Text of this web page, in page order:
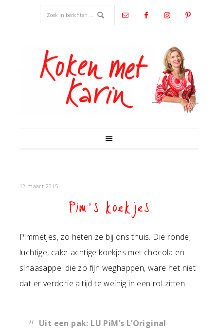
12 maart 2015
Pim’s koekjes
Pimmetjes, zo heten ze bij ons thuis. Die ronde,
luchtige, cake-achtige koekjes met chocola en
sinaasappel die zo fijn weghappen, ware het niet
dat er verdorie altijd te weinig in een rol zitten.
Uit een pak: LU PiM’s L’Original